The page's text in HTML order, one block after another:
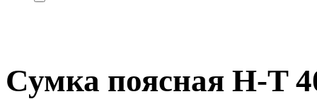
Сумка поясная H-T